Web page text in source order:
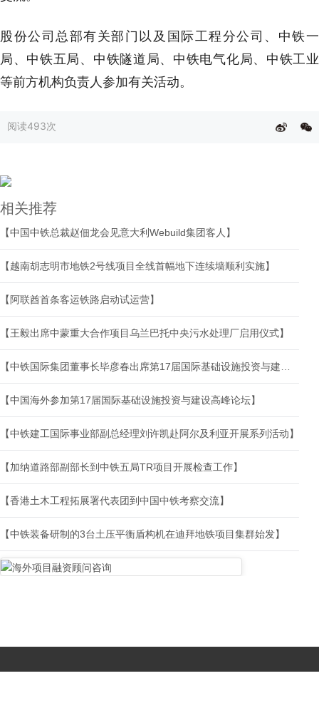
股份公司总部有关部门以及国际工程分公司、中铁一
局、中铁五局、中铁隧道局、中铁电气化局、中铁工业
等前方机构负责人参加有关活动。
阅读493次
相关推荐
【中国中铁总裁赵佃龙会见意大利Webuild集团客人】
【越南胡志明市地铁2号线项目全线首幅地下连续墙顺利实施】
【阿联酋首条客运铁路启动试运营】
【王毅出席中蒙重大合作项目乌兰巴托中央污水处理厂启用仪式】
【中铁国际集团董事长毕彦春出席第17届国际基础设施投资与建设高峰论坛并在港澳开展商务活动】
【中国海外参加第17届国际基础设施投资与建设高峰论坛】
【中铁建工国际事业部副总经理刘许凯赴阿尔及利亚开展系列活动】
【加纳道路部副部长到中铁五局TR项目开展检查工作】
【香港土木工程拓展署代表团到中国中铁考察交流】
【中铁装备研制的3台土压平衡盾构机在迪拜地铁项目集群始发】